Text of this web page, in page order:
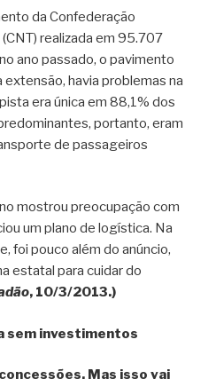
da Confederação
realizada em 95.707
ano passado, o pavimento
havia problemas na
era única em 88,1% dos
portanto, eram
de passageiros
mostrou preocupação com
um plano de logística. Na
foi pouco além do anúncio,
estatal para cuidar do
, 10/3/2013.)
investimentos
Mas isso vai